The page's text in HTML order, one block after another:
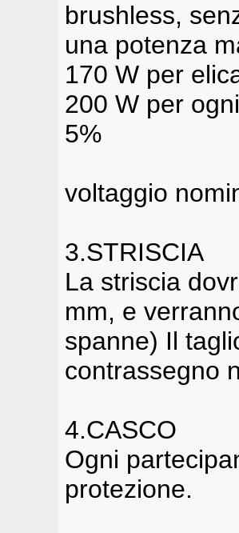
brushless,
una potenza
170 W per
200 W per
5%
voltaggio
3.STRISCIA
La striscia
mm, e
spanne) Il
contrassegno
4.CASCO
Ogni
protezione.